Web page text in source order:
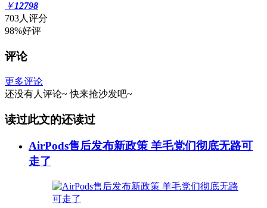
￥12798
703人评分
98%好评
评论
更多评论
还没有人评论~ 快来抢沙发吧~
读过此文的还读过
AirPods售后发布新政策 羊毛党们彻底无路可
走了